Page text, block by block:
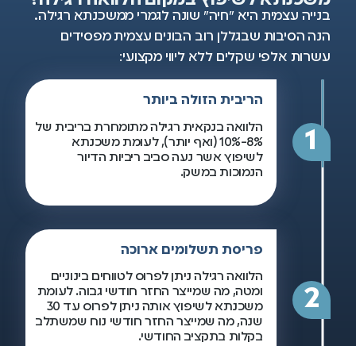
בנייה עצמית היא "חיה" שונה לגמרי ממשכנתא רגילה.
הנה הסיבות שבגללן רוב הבונים עצמית מפסידים
עשרות אלפי שקלים ללא ליווי מקצועי:
הריבית הזולה ביותר
הלוואה בנקאית רגילה מתומחרת בריבית של
8%-10% (ואף יותר), לעומת משכנתא
לשיפוץ אשר נעה סביב ריביות הדיור
הנמוכות במשק.
1
פריסת תשלומים ארוכה
הלוואה רגילה ניתן לפרוס לטווחים בינוניים
ומטה, מה שמייצר החזר חודשי גבוה. לעומת
משכנתא לשיפוץ אותה ניתן לפרוס עד 30
שנה, מה שמייצר החזר חודשי נוח שמשתלב
בקלות בתקציב החודשי.
2